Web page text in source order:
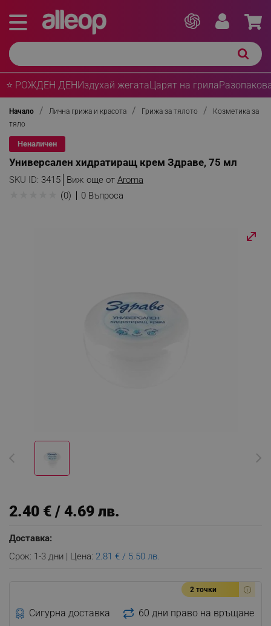
⭐ РОЖДЕН ДЕНИздухай жегатаЦарят на грила
Начало Лична грижа и красота Грижа за тялото
Козметика за
тяло
Неналичен
Универсален хидратиращ крем Здраве, 75 мл
SKU ID: 3415 Виж още от Aroma
(0) 0 Въпроса
2.40 € / 4.69 лв.
Доставка:
Срок: 1-3 дни | Цена: 2.81 € / 5.50 лв.
2 точки
Сигурна доставка
60 дни право на връщане